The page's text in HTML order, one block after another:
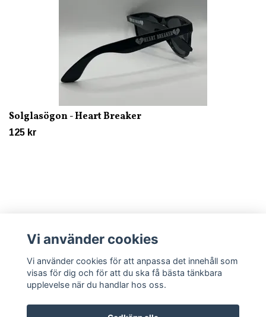
Solglasögon - Heart Breaker
125 kr
Läs mer
Vi använder cookies
Vi använder cookies för att anpassa det innehåll som
visas för dig och för att du ska få bästa tänkbara
upplevelse när du handlar hos oss.